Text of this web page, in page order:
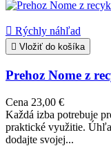
 Rýchly náhľad
 Vložiť do košíka
Prehoz Nome z
Cena 23,00 €
Každá izba potrebuje
praktické využitie.
dodajte svojej...